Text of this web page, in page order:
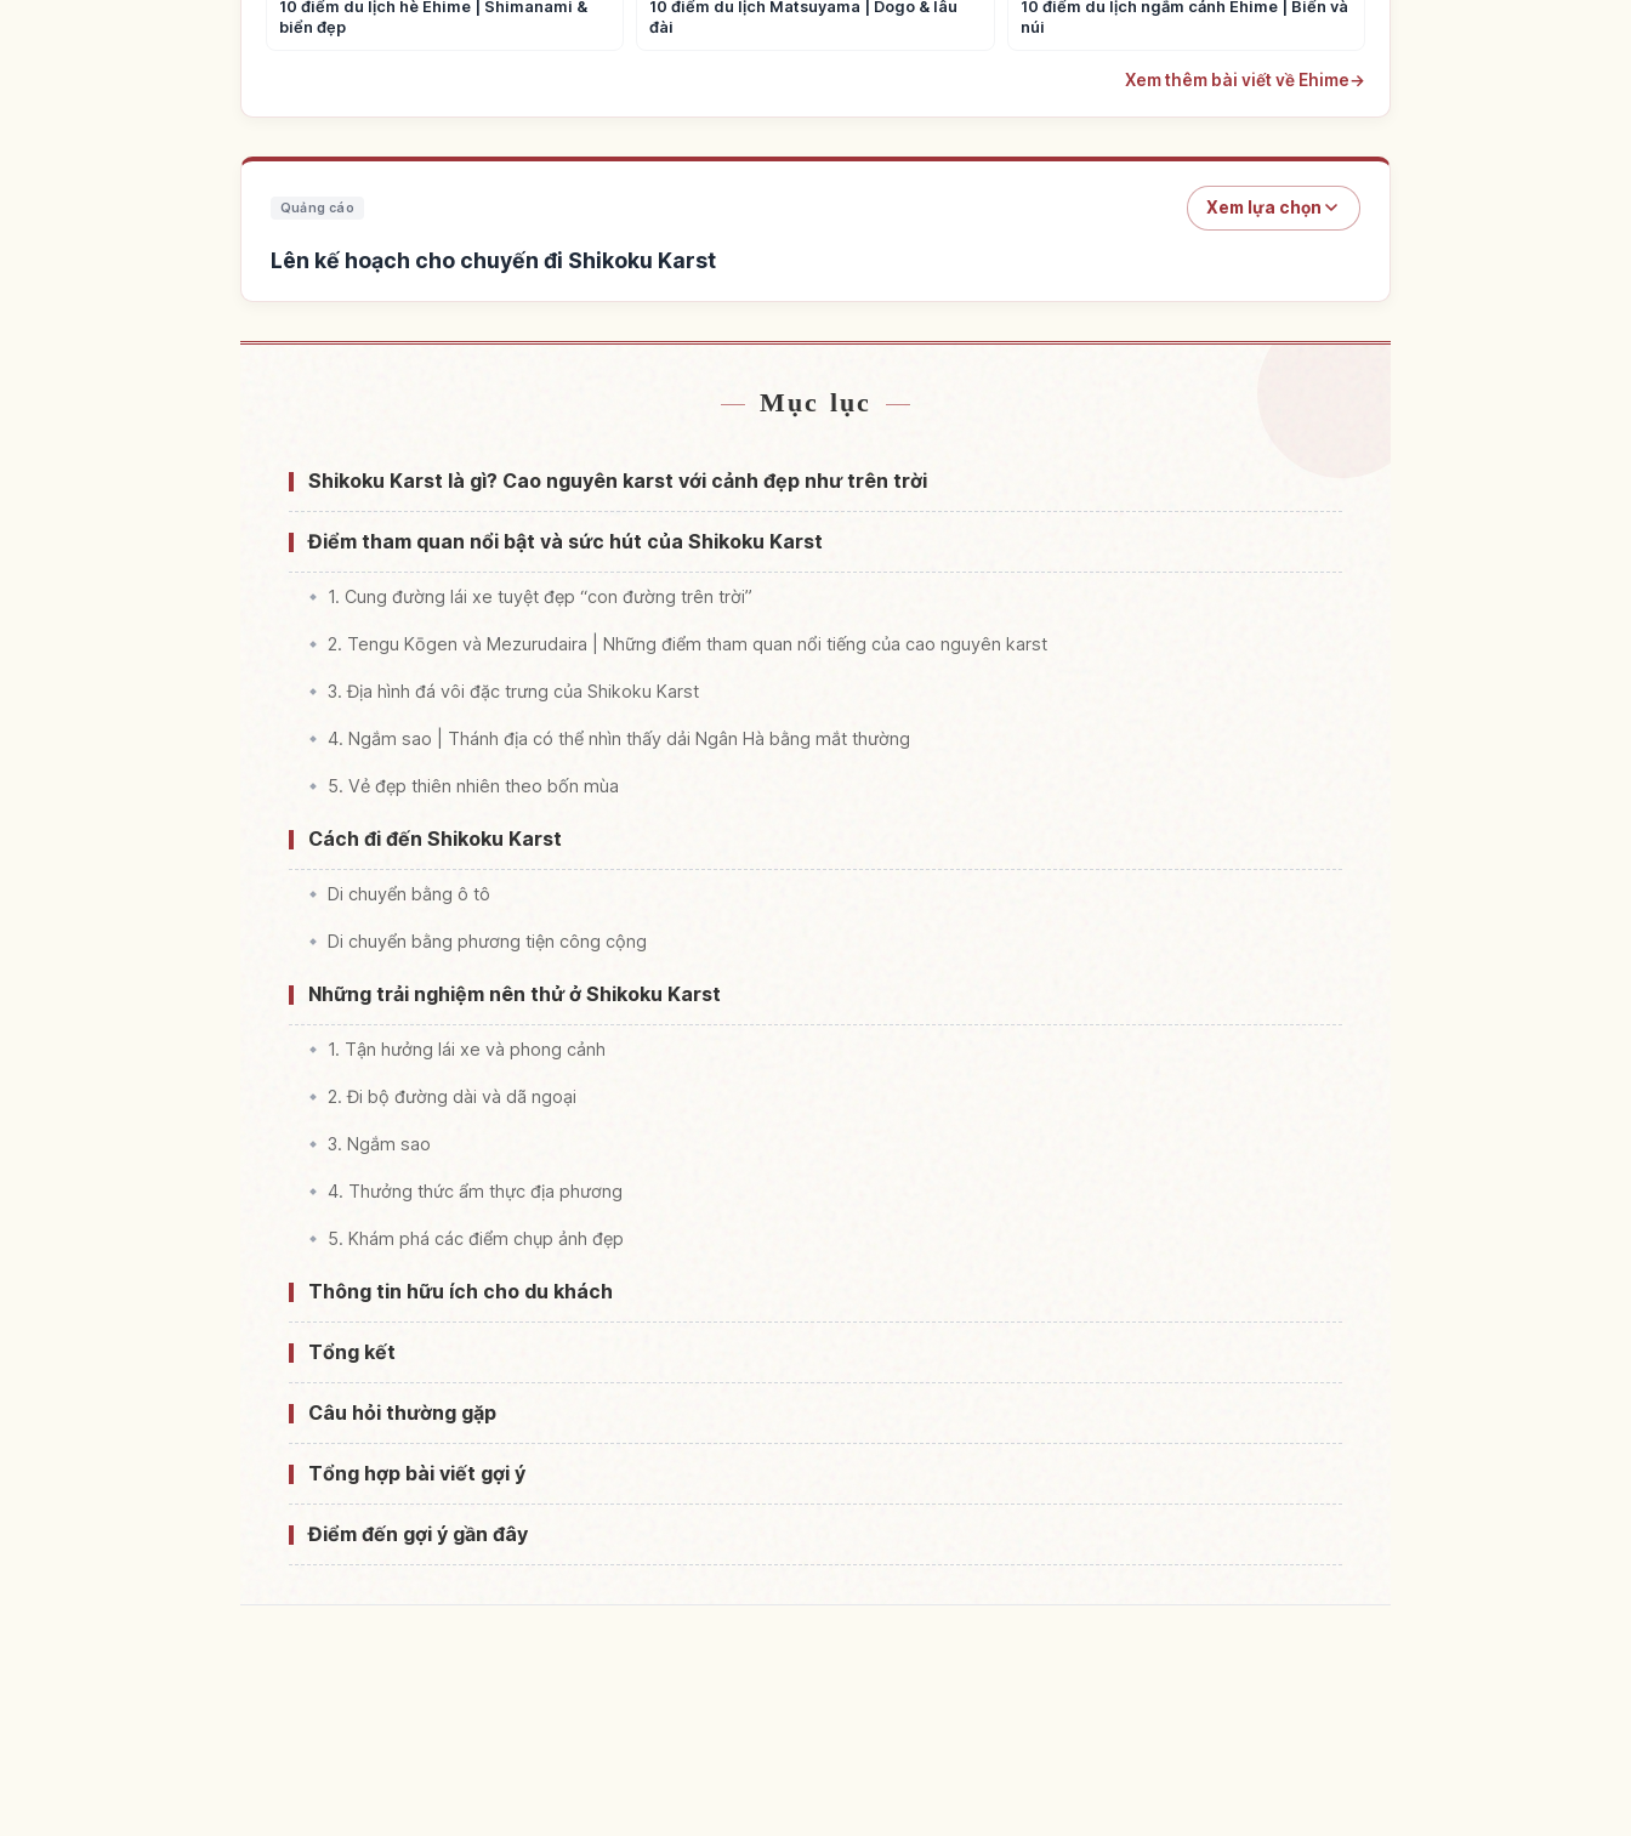
10 điểm du lịch hè Ehime | Shimanami &
biển đẹp
10 điểm du lịch Matsuyama | Dogo & lâu
đài
10 điểm du lịch ngắm cảnh Ehime | Biển và
núi
Xem thêm bài viết về Ehime→
Quảng cáo Xem lựa chọn
Lên kế hoạch cho chuyến đi Shikoku Karst
Mục lục
Shikoku Karst là gì? Cao nguyên karst với cảnh đẹp như trên trời
Điểm tham quan nổi bật và sức hút của Shikoku Karst
1. Cung đường lái xe tuyệt đẹp “con đường trên trời”
2. Tengu Kōgen và Mezurudaira | Những điểm tham quan nổi tiếng của cao nguyên karst
3. Địa hình đá vôi đặc trưng của Shikoku Karst
4. Ngắm sao | Thánh địa có thể nhìn thấy dải Ngân Hà bằng mắt thường
5. Vẻ đẹp thiên nhiên theo bốn mùa
Cách đi đến Shikoku Karst
Di chuyển bằng ô tô
Di chuyển bằng phương tiện công cộng
Những trải nghiệm nên thử ở Shikoku Karst
1. Tận hưởng lái xe và phong cảnh
2. Đi bộ đường dài và dã ngoại
3. Ngắm sao
4. Thưởng thức ẩm thực địa phương
5. Khám phá các điểm chụp ảnh đẹp
Thông tin hữu ích cho du khách
Tổng kết
Câu hỏi thường gặp
Tổng hợp bài viết gợi ý
Điểm đến gợi ý gần đây